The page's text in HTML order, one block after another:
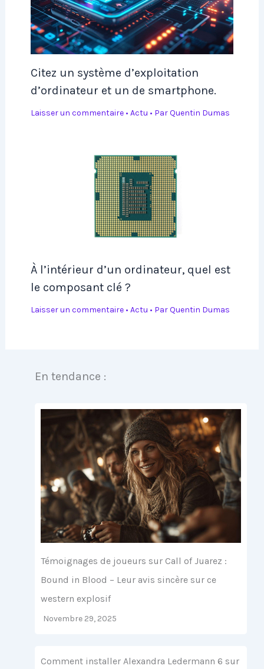
Citez un système d’exploitation
d’ordinateur et un de smartphone.
Laisser un commentaire • Actu • ParQuentin Dumas
À l’intérieur d’un ordinateur, quel est
le composant clé ?
Laisser un commentaire • Actu • ParQuentin Dumas
En tendance :
Témoignages de joueurs sur Call of Juarez :
Bound in Blood – Leur avis sincère sur ce
western explosif
Novembre 29, 2025
Comment installer Alexandra Ledermann 6 sur